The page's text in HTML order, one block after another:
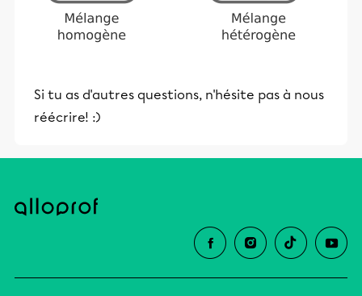
Si tu as d'autres questions, n'hésite pas à nous
réécrire! :)